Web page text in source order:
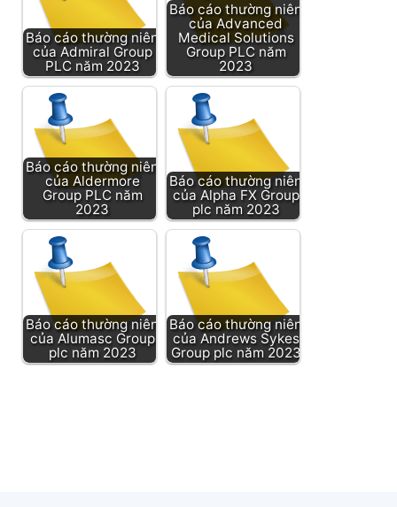
Báo cáo thường niên
của Admiral Group
PLC năm 2023
Báo cáo thường niên
của Advanced
Medical Solutions
Group PLC năm
2023
Báo cáo thường niên
của Aldermore
Group PLC năm
2023
Báo cáo thường niên
của Alpha FX Group
plc năm 2023
Báo cáo thường niên
của Alumasc Group
plc năm 2023
Báo cáo thường niên
của Andrews Sykes
Group plc năm 2023